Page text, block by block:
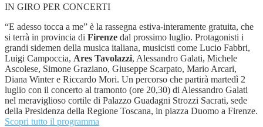
IN GIRO PER CONCERTI
“E adesso tocca a me” è la rassegna estiva-interamente gratuita, che
si terrà in provincia di Firenze dal prossimo luglio. Protagonisti i
grandi sidemen della musica italiana, musicisti come Lucio Fabbri,
Luigi Campoccia, Ares Tavolazzi, Alessandro Galati, Michele
Ascolese, Simone Graziano, Giuseppe Scarpato, Mario Arcari,
Diana Winter e Riccardo Mori. Un percorso che partirà martedì 2
luglio con il concerto al tramonto (ore 20,30) di Alessandro Galati
nel meraviglioso cortile di Palazzo Guadagni Strozzi Sacrati, sede
della Presidenza della Regione Toscana, in piazza Duomo a Firenze.
Scopri tutto il programma